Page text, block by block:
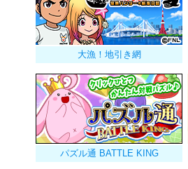
大漁！地引き網
パズル通 BATTLE KING